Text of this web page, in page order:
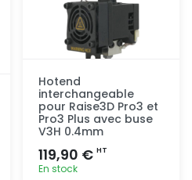
Hotend
interchangeable
pour Raise3D Pro3 et
Pro3 Plus avec buse
V3H 0.4mm
119,90 € HT
En stock